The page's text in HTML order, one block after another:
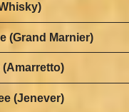
(Grand Marnier)
(Amarretto)
(Jenever)